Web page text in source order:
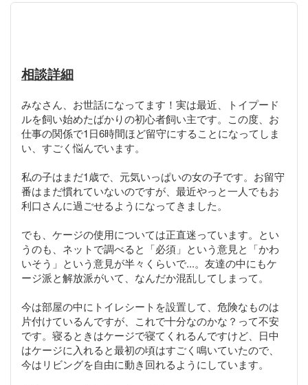
相談詳細
みなさん、お世話になってます！実は最近、トイプード
ルを飼い始めたばかりの初心者飼い主です。この度、お
仕事の関係で1日6時間ほど留守にすることになってしま
い、すごく悩んでいます。
私の子はまだ1歳で、元気いっぱいの女の子です。お留守
番はまだ慣れていないのですが、最近やっと一人でもお
利口さんに過ごせるようになってきました。
でも、ケージの使用については正直迷っています。とい
うのも、ネットで調べると「必須」という意見と「かわ
いそう」という意見が半々くらいで...。友達の中にもケ
ージ派と解放派がいて、なんだか混乱してしまって。
今は部屋の中にトイレシートを設置して、危険なものは
片付けているんですが、これで十分なのかな？って不安
です。寝るときはケージで寝てくれるんですけど、日中
はケージに入れると最初の頃はすごく鳴いていたので、
今はリビングを自由に動き回れるようにしています。